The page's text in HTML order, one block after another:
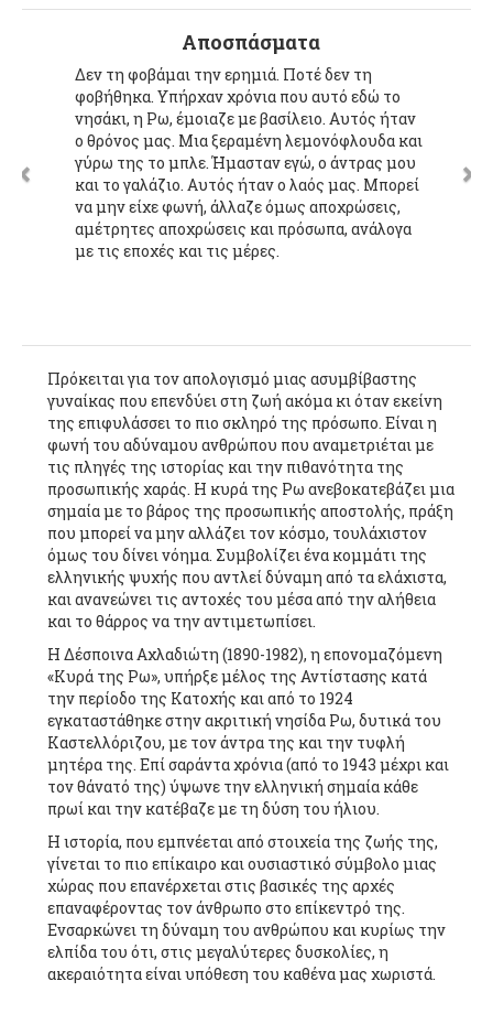
Αποσπάσματα
Δεν τη φοβάμαι την ερημιά. Ποτέ δεν τη
φοβήθηκα. Υπήρχαν χρόνια που αυτό εδώ το
νησάκι, η Ρω, έμοιαζε με βασίλειο. Αυτός ήταν
ο θρόνος μας. Μια ξεραμένη λεμονόφλουδα και
γύρω της το μπλε. Ήμασταν εγώ, ο άντρας μου
και το γαλάζιο. Αυτός ήταν ο λαός μας. Μπορεί
να μην είχε φωνή, άλλαζε όμως αποχρώσεις,
αμέτρητες αποχρώσεις και πρόσωπα, ανάλογα
με τις εποχές και τις μέρες.
Πρόκειται για τον απολογισμό μιας ασυμβίβαστης
γυναίκας που επενδύει στη ζωή ακόμα κι όταν εκείνη
της επιφυλάσσει το πιο σκληρό της πρόσωπο. Είναι η
φωνή του αδύναμου ανθρώπου που αναμετριέται με
τις πληγές της ιστορίας και την πιθανότητα της
προσωπικής χαράς. Η κυρά της Ρω ανεβοκατεβάζει μια
σημαία με το βάρος της προσωπικής αποστολής, πράξη
που μπορεί να μην αλλάζει τον κόσμο, τουλάχιστον
όμως του δίνει νόημα. Συμβολίζει ένα κομμάτι της
ελληνικής ψυχής που αντλεί δύναμη από τα ελάχιστα,
και ανανεώνει τις αντοχές του μέσα από την αλήθεια
και το θάρρος να την αντιμετωπίσει.
Η Δέσποινα Αχλαδιώτη (1890-1982), η επονομαζόμενη
«Κυρά της Ρω», υπήρξε μέλος της Αντίστασης κατά
την περίοδο της Κατοχής και από το 1924
εγκαταστάθηκε στην ακριτική νησίδα Ρω, δυτικά του
Καστελλόριζου, με τον άντρα της και την τυφλή
μητέρα της. Επί σαράντα χρόνια (από το 1943 μέχρι και
τον θάνατό της) ύψωνε την ελληνική σημαία κάθε
πρωί και την κατέβαζε με τη δύση του ήλιου.
Η ιστορία, που εμπνέεται από στοιχεία της ζωής της,
γίνεται το πιο επίκαιρο και ουσιαστικό σύμβολο μιας
χώρας που επανέρχεται στις βασικές της αρχές
επαναφέροντας τον άνθρωπο στο επίκεντρό της.
Ενσαρκώνει τη δύναμη του ανθρώπου και κυρίως την
ελπίδα του ότι, στις μεγαλύτερες δυσκολίες, η
ακεραιότητα είναι υπόθεση του καθένα μας χωριστά.